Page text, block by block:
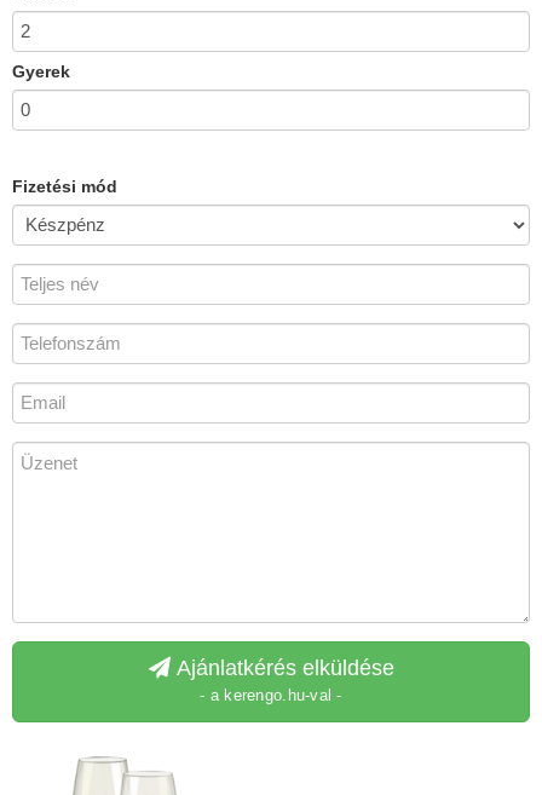
Gyerek
Fizetési mód
Ajánlatkérés elküldése
- a kerengo.hu-val -